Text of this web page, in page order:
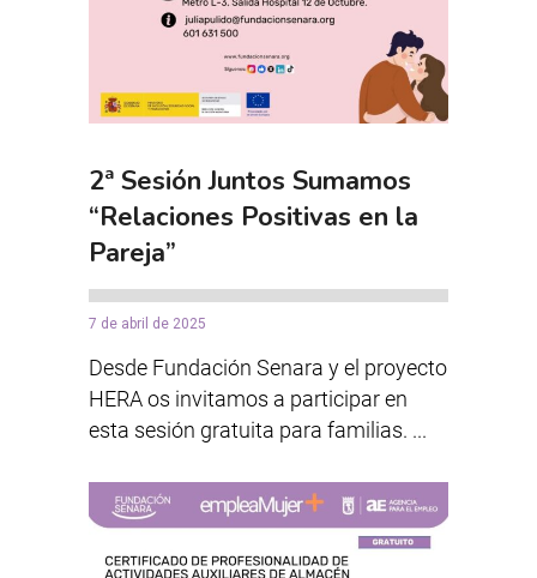
2ª Sesión Juntos Sumamos
“Relaciones Positivas en la
Pareja”
7 de abril de 2025
Desde Fundación Senara y el proyecto
HERA os invitamos a participar en
esta sesión gratuita para familias. ...